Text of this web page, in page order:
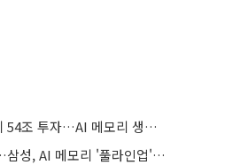
SK하이닉스, 용인·청주에 54조 투자…AI 메모리 생산기지 키운다
D램·낸드 모두 세계 1위…삼성, AI 메모리 '풀라인업'으로 승부